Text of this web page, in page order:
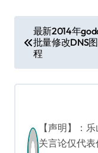
章
导
最新2014年
批量修改DNS
程
【声明】：
关言论仅代